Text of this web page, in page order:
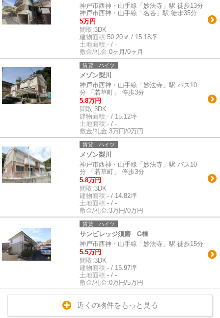
神戸市西神・山手線「妙法寺」駅 徒歩13分
神戸市西神・山手線「名谷」駅 徒歩35分
5万円
間取:3DK
建物面積:50.20㎡ / 15.18坪
土地面積:- / -
敷金/礼金:0ヶ月/0ヶ月
賃貸｜ハイツ
メゾン梨川
神戸市西神・山手線「妙法寺」駅 バス10
分 「若草町」 停歩3分
5.8万円
間取:3DK
建物面積:- / 15.12坪
土地面積:- / -
敷金/礼金:3万円/0万円
賃貸｜ハイツ
メゾン梨川
神戸市西神・山手線「妙法寺」駅 バス10
分 「若草町」 停歩3分
5.8万円
間取:3DK
建物面積:- / 14.82坪
土地面積:- / -
敷金/礼金:3万円/0万円
賃貸｜ハイツ
サンビレッジ須磨 G棟
神戸市西神・山手線「妙法寺」駅 徒歩15分
5.5万円
間取:3DK
建物面積:- / 15.97坪
土地面積:- / -
敷金/礼金:0万円/5万円
近くの物件をもっと見る